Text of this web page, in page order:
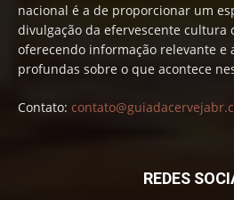
nacional é a de proporcionar um
divulgação da efervescente cultura
oferecendo informação relevante e
profundas sobre o que acontece
Contato:
REDES